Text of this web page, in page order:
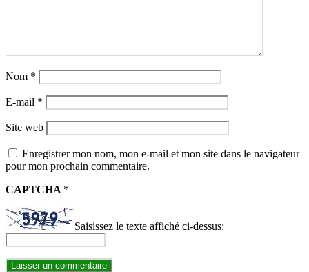
Nom *
E-mail *
Site web
Enregistrer mon nom, mon e-mail et mon site dans le navigateur
pour mon prochain commentaire.
CAPTCHA *
Saisissez le texte affiché ci-dessus: